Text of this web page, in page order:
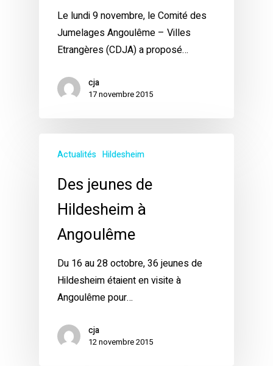
Le lundi 9 novembre, le Comité des
Jumelages Angoulême – Villes
Etrangères (CDJA) a proposé…
cja
17 novembre 2015
Actualités Hildesheim
Des jeunes de
Hildesheim à
Angoulême
Du 16 au 28 octobre, 36 jeunes de
Hildesheim étaient en visite à
Angoulême pour…
cja
12 novembre 2015